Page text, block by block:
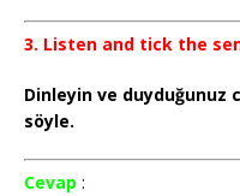
3. Listen and tick the
Dinleyin ve duyduğunuz
söyle.
Cevap :